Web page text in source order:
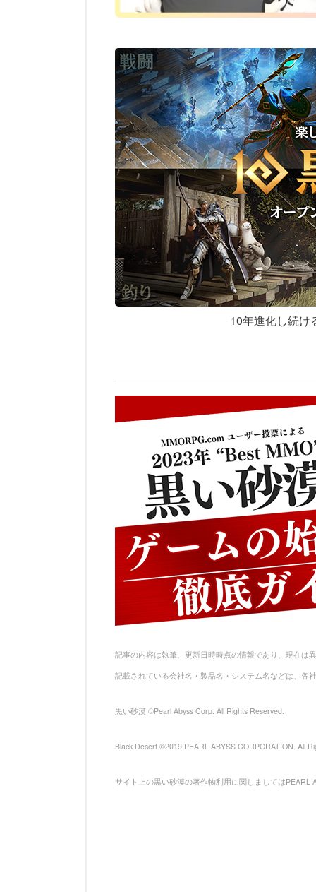
10年進化し続け
記事の内容は執筆、更新日時時点の情報であり、現在は
記載されている会社名・製品名・システム名などは、各
黒い砂漠 ©Pearl Abyss Corp. All Rights Reserved.
Black Desert ©2019 PEARL ABYSS CORPORATION. All
サイト上の黒い砂漠の著作物利用に関しましてはPEARL